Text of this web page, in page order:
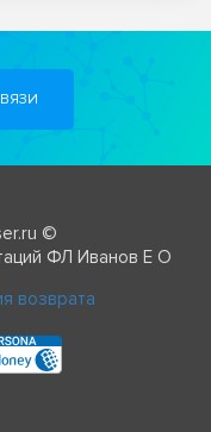
©
ФЛ Иванов Е О
возврата